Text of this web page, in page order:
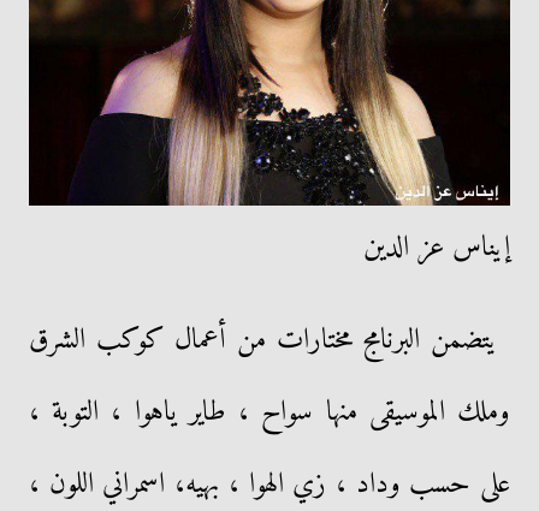
إيناس عز الدين
يتضمن البرنامج مختارات من أعمال كوكب الشرق
وملك الموسيقى منها سواح ، طاير ياهوا ، التوبة ،
على حسب وداد ، زي الهوا ، بهيه، اسمراني اللون ،